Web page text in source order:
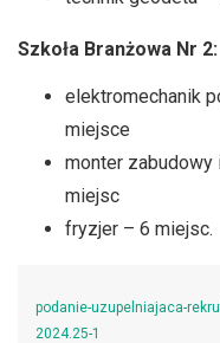
Szkoła Branżowa Nr 2:
elektromechanik
miejsce
monter
miejsc
fryzjer – 6 miejsc.
podanie-uzupelniajaca-
2024.25-1